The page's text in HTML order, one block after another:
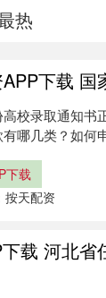
热
下载 国
校录取通知书
哪几类？如何
下载
按天配资
载 河北省